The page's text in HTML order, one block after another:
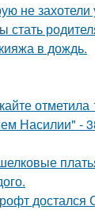
не захотели
стать
в дождь.
Насилии" -